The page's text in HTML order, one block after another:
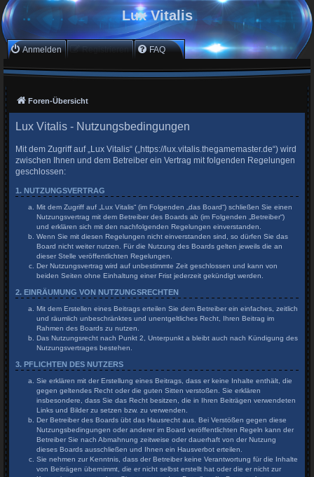
Lux Vitalis
Anmelden Registrieren FAQ
Foren-Übersicht
Lux Vitalis - Nutzungsbedingungen
Mit dem Zugriff auf „Lux Vitalis“ („https://lux.vitalis.thegamemaster.de“) wird
zwischen Ihnen und dem Betreiber ein Vertrag mit folgenden Regelungen
geschlossen:
1. NUTZUNGSVERTRAG
Mit dem Zugriff auf „Lux Vitalis“ (im Folgenden „das Board“) schließen Sie einen
Nutzungsvertrag mit dem Betreiber des Boards ab (im Folgenden „Betreiber“)
und erklären sich mit den nachfolgenden Regelungen einverstanden.
Wenn Sie mit diesen Regelungen nicht einverstanden sind, so dürfen Sie das
Board nicht weiter nutzen. Für die Nutzung des Boards gelten jeweils die an
dieser Stelle veröffentlichten Regelungen.
Der Nutzungsvertrag wird auf unbestimmte Zeit geschlossen und kann von
beiden Seiten ohne Einhaltung einer Frist jederzeit gekündigt werden.
2. EINRÄUMUNG VON NUTZUNGSRECHTEN
Mit dem Erstellen eines Beitrags erteilen Sie dem Betreiber ein einfaches, zeitlich
und räumlich unbeschränktes und unentgeltliches Recht, Ihren Beitrag im
Rahmen des Boards zu nutzen.
Das Nutzungsrecht nach Punkt 2, Unterpunkt a bleibt auch nach Kündigung des
Nutzungsvertrages bestehen.
3. PFLICHTEN DES NUTZERS
Sie erklären mit der Erstellung eines Beitrags, dass er keine Inhalte enthält, die
gegen geltendes Recht oder die guten Sitten verstoßen. Sie erklären
insbesondere, dass Sie das Recht besitzen, die in Ihren Beiträgen verwendeten
Links und Bilder zu setzen bzw. zu verwenden.
Der Betreiber des Boards übt das Hausrecht aus. Bei Verstößen gegen diese
Nutzungsbedingungen oder anderer im Board veröffentlichten Regeln kann der
Betreiber Sie nach Abmahnung zeitweise oder dauerhaft von der Nutzung
dieses Boards ausschließen und Ihnen ein Hausverbot erteilen.
Sie nehmen zur Kenntnis, dass der Betreiber keine Verantwortung für die Inhalte
von Beiträgen übernimmt, die er nicht selbst erstellt hat oder die er nicht zur